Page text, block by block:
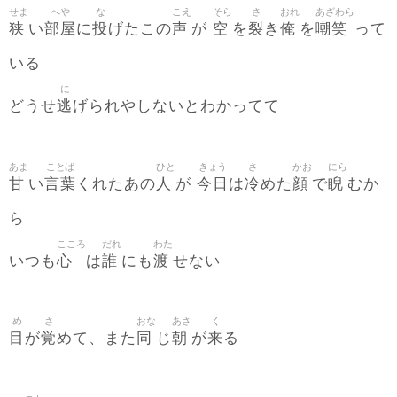
狭
せま
い部屋
へや
に投
な
げたこの声
こえ
が 空
そら
を裂
さ
き 俺
おれ
を嘲笑
あざわら
って
いる
どうせ逃
に
げられやしないとわかってて
甘
あま
い言葉
ことば
くれたあの 人
ひと
が 今日
きょう
は冷
さ
めた 顔
かお
で睨
にら
むか
ら
いつも心
こころ
は誰
だれ
にも渡
わた
せない
目
め
が覚
さ
めて、また 同
おな
じ朝
あさ
が来
く
る